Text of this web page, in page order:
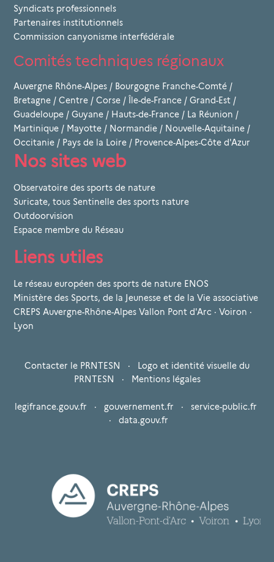
Syndicats professionnels
Partenaires institutionnels
Commission canyonisme interfédérale
Comités techniques régionaux
Auvergne Rhône-Alpes / Bourgogne Franche-Comté /
Bretagne / Centre / Corse / Île-de-France / Grand-Est /
Guadeloupe / Guyane / Hauts-de-France / La Réunion /
Martinique / Mayotte / Normandie / Nouvelle-Aquitaine /
Occitanie / Pays de la Loire / Provence-Alpes-Côte d'Azur
Nos sites web
Observatoire des sports de nature
Suricate, tous Sentinelle des sports nature
Outdoorvision
Espace membre du Réseau
Liens utiles
Le réseau européen des sports de nature ENOS
Ministère des Sports, de la Jeunesse et de la Vie associative
CREPS Auvergne-Rhône-Alpes Vallon Pont d'Arc · Voiron ·
Lyon
Contacter le PRNTESN ·
Logo et identité visuelle du
PRNTESN
· Mentions légales
legifrance.gouv.fr · gouvernement.fr · service-public.fr
· data.gouv.fr